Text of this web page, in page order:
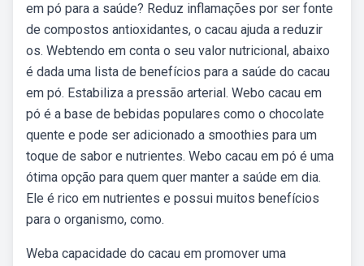
em pó para a saúde? Reduz inflamações por ser fonte
de compostos antioxidantes, o cacau ajuda a reduzir
os. Webtendo em conta o seu valor nutricional, abaixo
é dada uma lista de benefícios para a saúde do cacau
em pó. Estabiliza a pressão arterial. Webo cacau em
pó é a base de bebidas populares como o chocolate
quente e pode ser adicionado a smoothies para um
toque de sabor e nutrientes. Webo cacau em pó é uma
ótima opção para quem quer manter a saúde em dia.
Ele é rico em nutrientes e possui muitos benefícios
para o organismo, como.
Weba capacidade do cacau em promover uma